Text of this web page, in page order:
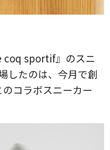
coq sportif』のスニ
したのは、今月で創
コラボスニーカー